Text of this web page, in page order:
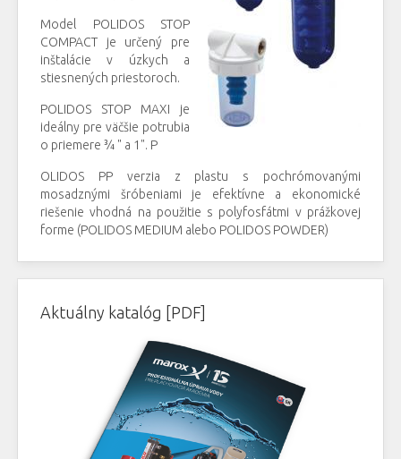
Model POLIDOS STOP
COMPACT je určený pre
inštalácie v úzkych a
stiesnených priestoroch.
POLIDOS STOP MAXI je
ideálny pre väčšie potrubia
o priemere ¾ " a 1". P
OLIDOS PP verzia z plastu s pochrómovanými
mosadznými šróbeniami je efektívne a ekonomické
riešenie vhodná na použitie s polyfosfátmi v prážkovej
forme (POLIDOS MEDIUM alebo POLIDOS POWDER)
Aktuálny katalóg [PDF]